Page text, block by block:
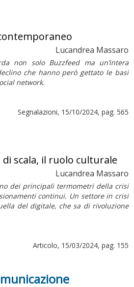
Lucandrea Massaro
non solo Buzzfeedma un’intera
che hanno però gettato le basi
network.
Segnalazioni, 15/10/2024, pag. 565
scala, il ruolo culturale
Lucandrea Massaro
dei principali termometri della crisi
continui. Un settore in crisi
del digitale, che sa di rivoluzione
Articolo, 15/03/2024, pag. 155